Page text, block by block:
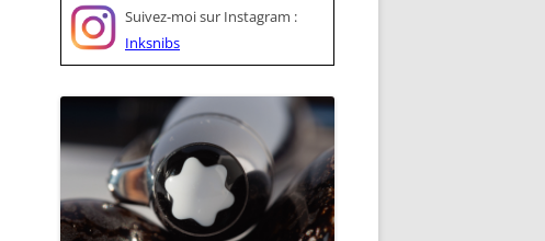
Suivez-moi sur Instagram :
Inksnibs